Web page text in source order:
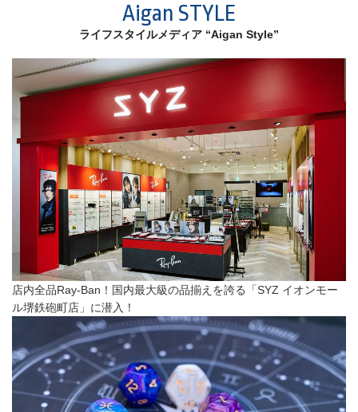
Aigan STYLE
ライフスタイルメディア “Aigan Style”
店内全品Ray-Ban！国内最大級の品揃えを誇る「SYZ イオンモー
ル堺鉄砲町店」に潜入！